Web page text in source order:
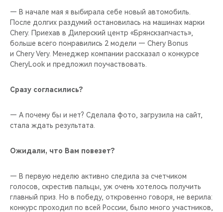
ВИДЕООБЗОРЫ
CHERY ДЛЯ ДЕТЕЙ
— В начале мая я выбирала себе новый автомобиль.
После долгих раздумий остановилась на машинах марки
Chery. Приехав в Дилерский центр «Брянскзапчасть»,
больше всего понравились 2 модели — Chery Bonus
и Chery Very. Менеджер компании рассказал о конкурсе
CheryLook и предложил поучаствовать.
Сразу согласились?
— А почему бы и нет? Сделала фото, загрузила на сайт,
стала ждать результата.
Ожидали, что Вам повезет?
— В первую неделю активно следила за счетчиком
голосов, скрестив пальцы, уж очень хотелось получить
главный приз. Но в победу, откровенно говоря, не верила:
конкурс проходил по всей России, было много участников,